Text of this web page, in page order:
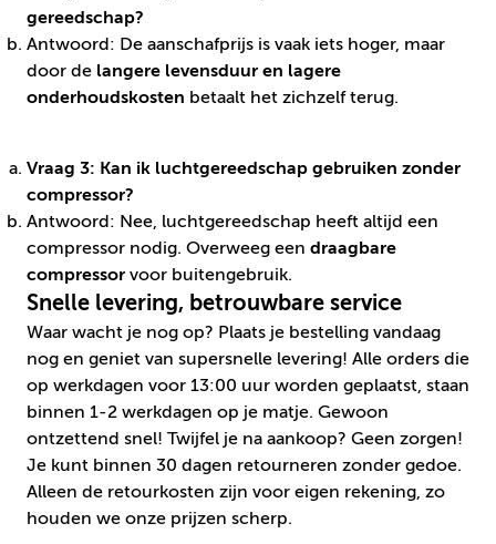
gereedschap?
Antwoord: De aanschafprijs is vaak iets hoger, maar
door de langere levensduur en lagere
onderhoudskosten betaalt het zichzelf terug.
Vraag 3: Kan ik luchtgereedschap gebruiken zonder
compressor?
Antwoord: Nee, luchtgereedschap heeft altijd een
compressor nodig. Overweeg een draagbare
compressor voor buitengebruik.
Snelle levering, betrouwbare service
Waar wacht je nog op? Plaats je bestelling vandaag
nog en geniet van super­snelle levering! Alle orders die
op werkdagen voor 13:00 uur worden geplaatst, staan
binnen 1-2 werkdagen op je matje. Gewoon
ontzettend snel! Twijfel je na aankoop? Geen zorgen!
Je kunt binnen 30 dagen retourneren zonder gedoe.
Alleen de retourkosten zijn voor eigen rekening, zo
houden we onze prijzen scherp.